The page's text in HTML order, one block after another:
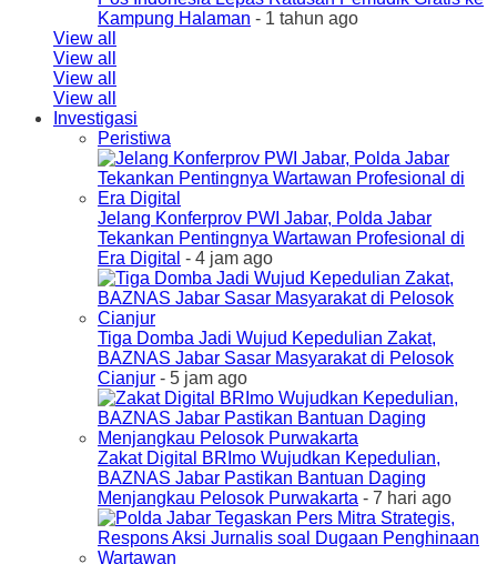
Kampung Halaman - 1 tahun ago
View all
View all
View all
View all
Investigasi
Peristiwa
Jelang Konferprov PWI Jabar, Polda Jabar
Tekankan Pentingnya Wartawan Profesional di
Era Digital - 4 jam ago
Tiga Domba Jadi Wujud Kepedulian Zakat,
BAZNAS Jabar Sasar Masyarakat di Pelosok
Cianjur - 5 jam ago
Zakat Digital BRImo Wujudkan Kepedulian,
BAZNAS Jabar Pastikan Bantuan Daging
Menjangkau Pelosok Purwakarta - 7 hari ago